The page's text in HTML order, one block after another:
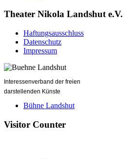
Theater Nikola Landshut e.V.
Haftungsausschluss
Datenschutz
Impressum
Interessenverband der freien
darstellenden Künste
Bühne Landshut
Visitor Counter